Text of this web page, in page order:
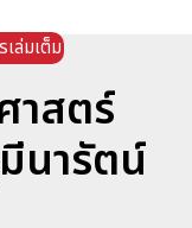
เล่มเต็ม
าสตร์
นารัตน์